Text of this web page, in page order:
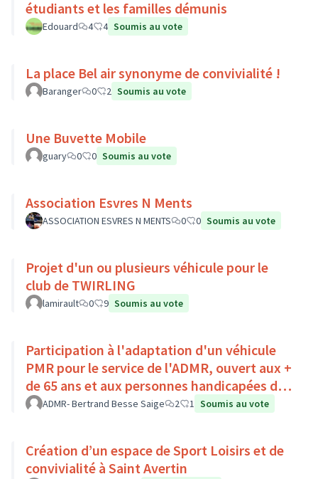
étudiants et les familles démunis
Edouard 4 4 Soumis au vote
La place Bel air synonyme de convivialité !
Baranger 0 2 Soumis au vote
Une Buvette Mobile
guary 0 0 Soumis au vote
Association Esvres N Ments
ASSOCIATION ESVRES N MENTS 0 0 Soumis au vote
Projet d'un ou plusieurs véhicule pour le
club de TWIRLING
lamirault 0 9 Soumis au vote
Participation à l'adaptation d'un véhicule
PMR pour le service de l'ADMR, ouvert aux +
de 65 ans et aux personnes handicapées du
Pays Loire-Touraine.
ADMR- Bertrand Besse Saige 2 1 Soumis au vote
Création d’un espace de Sport Loisirs et de
convivialité à Saint Avertin